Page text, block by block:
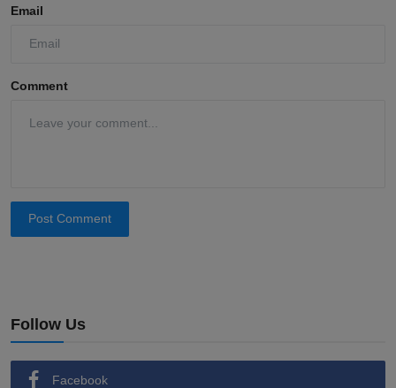
Email
Comment
Post Comment
Follow Us
Facebook